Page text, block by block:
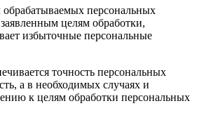
персональных
целям обработки,
избыточные персональные
точность персональных
а в необходимых случаях и
к целям обработки персональных